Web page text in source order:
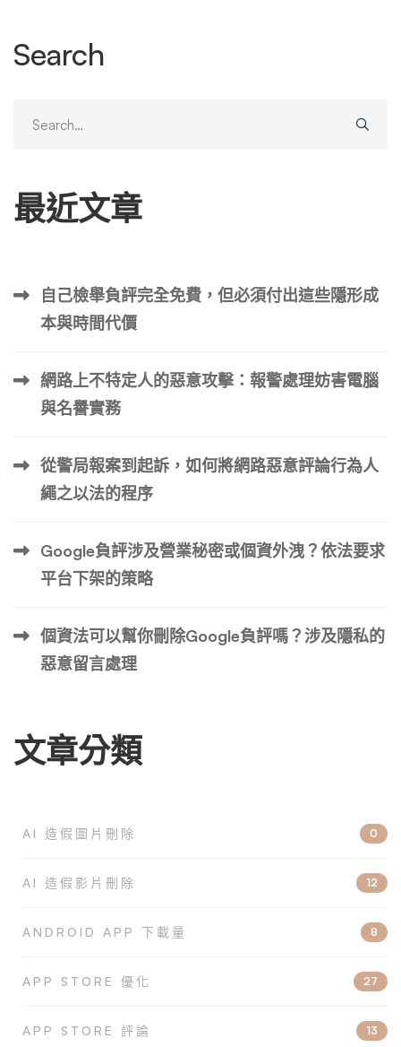
Search
for:
最近文章
自己檢舉負評完全免費，但必須付出這些隱形成
本與時間代價
網路上不特定人的惡意攻擊：報警處理妨害電腦
與名譽實務
從警局報案到起訴，如何將網路惡意評論行為人
繩之以法的程序
Google負評涉及營業秘密或個資外洩？依法要求
平台下架的策略
個資法可以幫你刪除Google負評嗎？涉及隱私的
惡意留言處理
文章分類
AI 造假圖片刪除 0
AI 造假影片刪除 12
ANDROID APP 下載量 8
APP STORE 優化 27
APP STORE 評論 13